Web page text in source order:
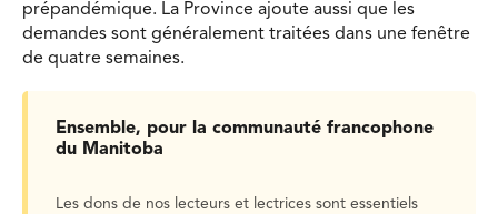
prépandémique. La Province ajoute aussi que les
demandes sont généralement traitées dans une fenêtre
de quatre semaines.
Ensemble, pour la communauté francophone
du Manitoba
Les dons de nos lecteurs et lectrices sont essentiels